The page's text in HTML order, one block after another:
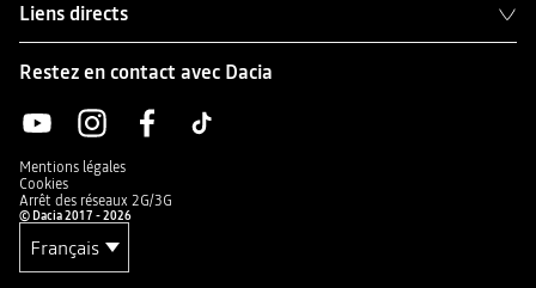
Liens directs
Restez en contact avec Dacia
Mentions légales
Cookies
Arrêt des réseaux 2G/3G
© Dacia 2017 - 2026